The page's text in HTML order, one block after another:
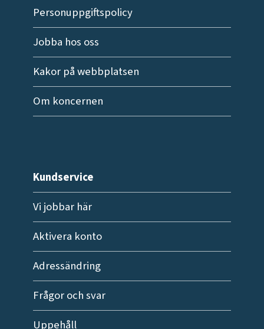
Personuppgiftspolicy
Jobba hos oss
Kakor på webbplatsen
Om koncernen
Kundservice
Vi jobbar här
Aktivera konto
Adressändring
Frågor och svar
Uppehåll